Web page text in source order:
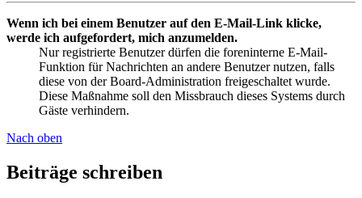
Wenn ich bei einem Benutzer auf den E-Mail-Link klicke,
werde ich aufgefordert, mich anzumelden.
Nur registrierte Benutzer dürfen die foreninterne E-Mail-
Funktion für Nachrichten an andere Benutzer nutzen, falls
diese von der Board-Administration freigeschaltet wurde.
Diese Maßnahme soll den Missbrauch dieses Systems durch
Gäste verhindern.
Nach oben
Beiträge schreiben